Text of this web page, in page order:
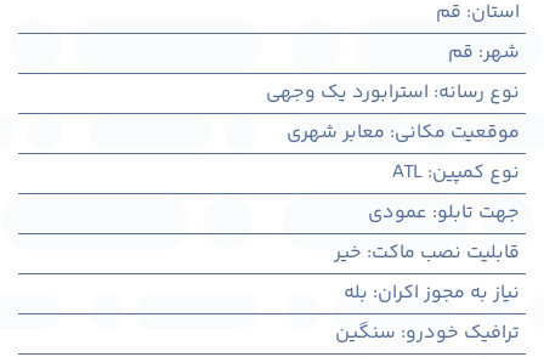
استان: قم
شهر: قم
نوع رسانه: استرابورد یک وجهی
موقعیت مکانی: معابر شهری
نوع کمپین:
ATL
جهت تابلو: عمودی
قابلیت نصب ماکت: خیر
نیاز به مجوز اکران: بله
ترافیک خودرو: سنگین